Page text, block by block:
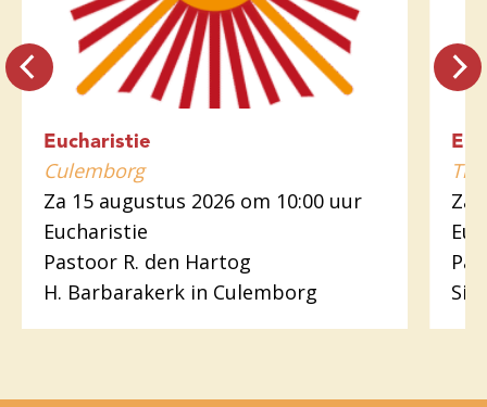
Eucharistie
Culemborg
Za 15 augustus 2026 om 10:00 uur
Eucharistie
Pastoor R. den Hartog
H. Barbarakerk in Culemborg
Tiel
Za